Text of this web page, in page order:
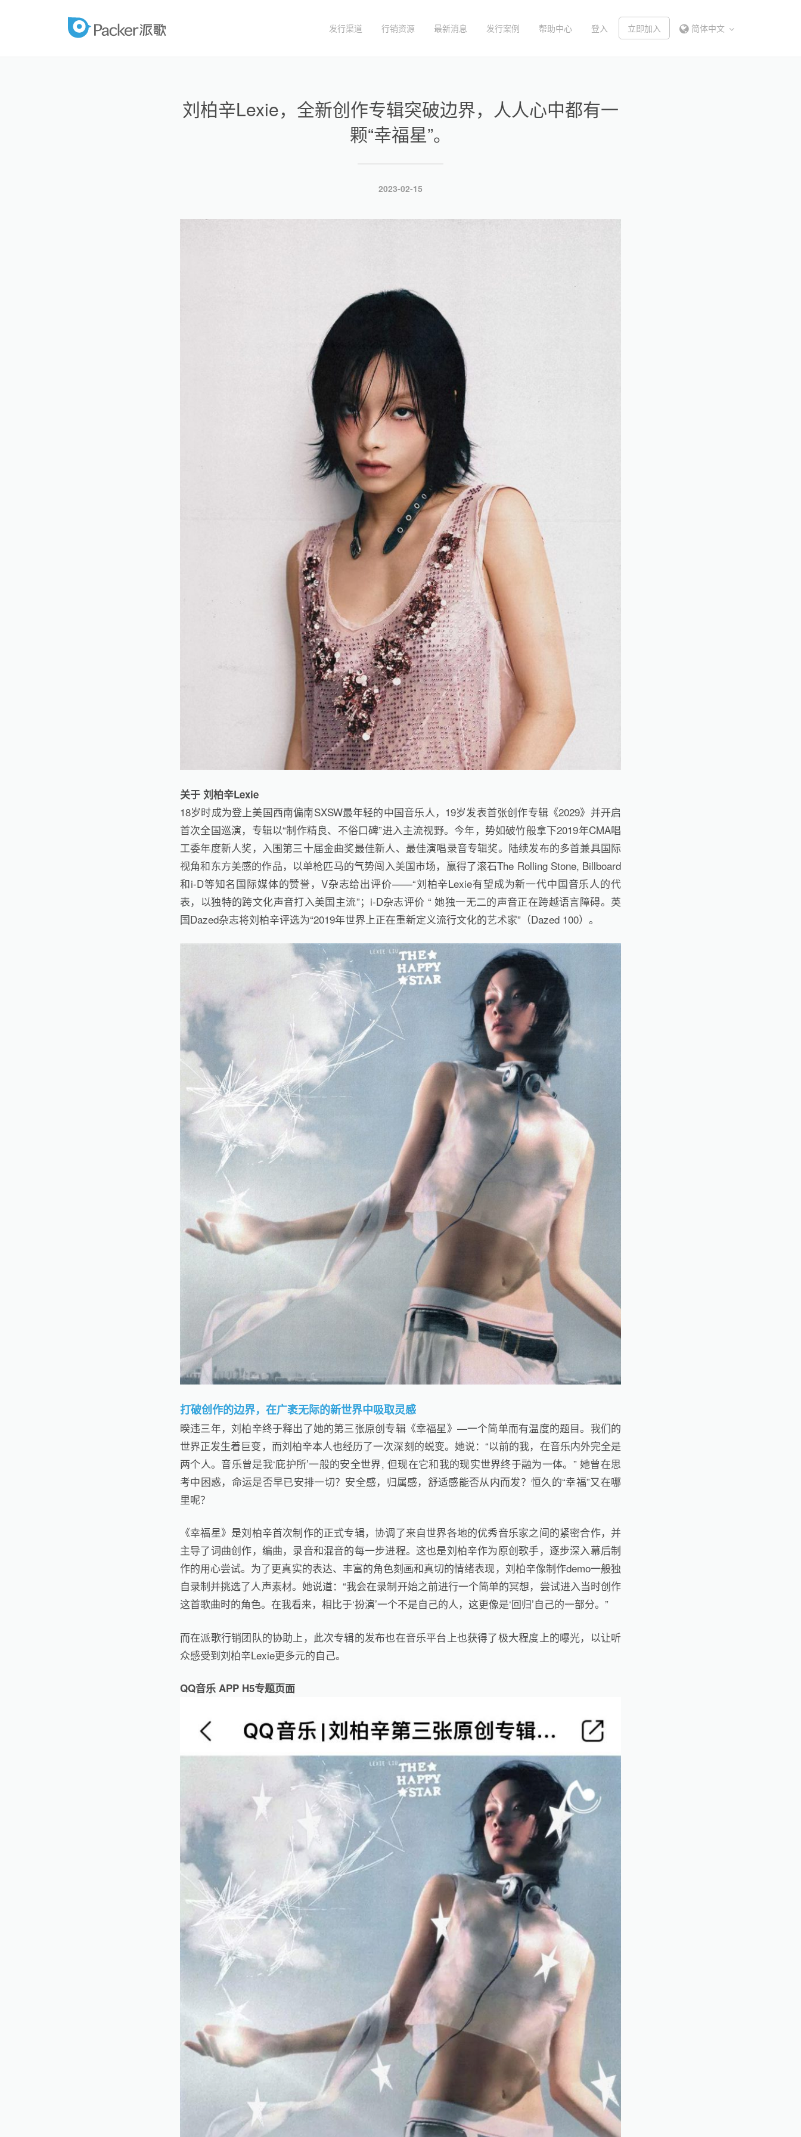
packer 发行渠道 行销资源 最新消息 发行案例 帮助中心 登入 立即加入 简体中文
刘柏辛Lexie，全新创作专辑突破边界，人人心中都有一
颗“幸福星”。
发
2023-02-15
关于 刘柏辛Lexie
18岁时成为登上美国西南偏南SXSW最年轻的中国音乐人，19岁发表首张创作专辑《2029》并开启
首次全国巡演，专辑以“制作精良、不俗口碑”进入主流视野。今年，势如破竹般拿下2019年CMA唱
工委年度新人奖，入围第三十届金曲奖最佳新人、最佳演唱录音专辑奖。陆续发布的多首兼具国际
视角和东方美感的作品，以单枪匹马的气势闯入美国市场，赢得了滚石The Rolling Stone, Billboard
和i-D等知名国际媒体的赞誉，V杂志给出评价——“刘柏辛Lexie有望成为新一代中国音乐人的代
表，以独特的跨文化声音打入美国主流”；i-D杂志评价 “ 她独一无二的声音正在跨越语言障碍。英
国Dazed杂志将刘柏辛评选为“2019年世界上正在重新定义流行文化的艺术家”（Dazed 100）。
打破创作的边界，在广袤无际的新世界中吸取灵感
暌违三年，刘柏辛终于释出了她的第三张原创专辑《幸福星》—一个简单而有温度的题目。我们的
世界正发生着巨变，而刘柏辛本人也经历了一次深刻的蜕变。她说：“以前的我，在音乐内外完全是
两个人。音乐曾是我‘庇护所’一般的安全世界, 但现在它和我的现实世界终于融为一体。” 她曾在思
考中困惑，命运是否早已安排一切？安全感，归属感，舒适感能否从内而发？恒久的“幸福”又在哪
里呢？
《幸福星》是刘柏辛首次制作的正式专辑，协调了来自世界各地的优秀音乐家之间的紧密合作，并
主导了词曲创作，编曲，录音和混音的每一步进程。这也是刘柏辛作为原创歌手，逐步深入幕后制
作的用心尝试。为了更真实的表达、丰富的角色刻画和真切的情绪表现，刘柏辛像制作demo一般独
自录制并挑选了人声素材。她说道：“我会在录制开始之前进行一个简单的冥想，尝试进入当时创作
这首歌曲时的⻆色。在我看来，相比于‘扮演’一个不是自己的人，这更像是‘回归’自己的一部分。”
而在派歌行销团队的协助上，此次专辑的发布也在音乐平台上也获得了极大程度上的曝光，以让听
众感受到刘柏辛Lexie更多元的自己。
QQ音乐 APP H5专题页面